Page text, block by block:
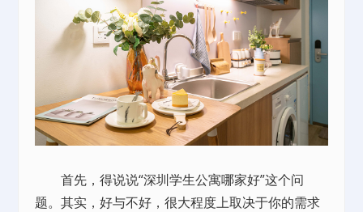
首先，得说说“深圳学生公寓哪家好”这个问
题。其实，好与不好，很大程度上取决于你的需求